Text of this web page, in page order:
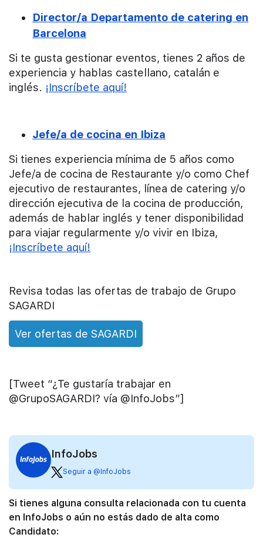
Director/a Departamento de catering en
Barcelona
Si te gusta gestionar eventos, tienes 2 años de
experiencia y hablas castellano, catalán e
inglés. ¡Inscríbete aquí!
Jefe/a de cocina en Ibiza
Si tienes experiencia mínima de 5 años como
Jefe/a de cocina de Restaurante y/o como Chef
ejecutivo de restaurantes, línea de catering y/o
dirección ejecutiva de la cocina de producción,
además de hablar inglés y tener disponibilidad
para viajar regularmente y/o vivir en Ibiza,
¡Inscríbete aquí!
Revisa todas las ofertas de trabajo de Grupo
SAGARDI
Ver ofertas de SAGARDI
[Tweet “¿Te gustaría trabajar en
@GrupoSAGARDI? vía @InfoJobs”]
InfoJobs
Seguir a @InfoJobs
Si tienes alguna consulta relacionada con tu cuenta
en InfoJobs o aún no estás dado de alta como
Candidato: